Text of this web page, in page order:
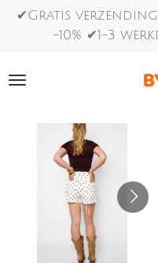
Ga
de
✔Gratis verzending
-10% ✔1-3